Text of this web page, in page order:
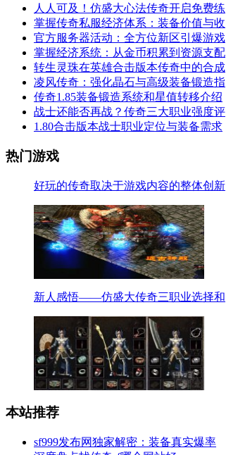
人人可及！仿盛大心法传奇开启免费练
掌握传奇私服经济体系：装备价值与收
官方服务器活动：全方位新区引爆游戏
掌握经济系统：从金币积累到资源支配
转生灵珠在英雄合击版本传奇中的合成
凌风传奇：强化晶石与高级装备锻造指
传奇1.85装备锻造系统和星值转移介绍
战士还能否再战？传奇三大职业强度评
1.80合击版本战士职业定位与装备需求
热门游戏
好玩的传奇取决于游戏内容的整体创新
新人感悟——仿盛大传奇三职业选择和
本站推荐
sf999发布网独家解密：装备真实爆率